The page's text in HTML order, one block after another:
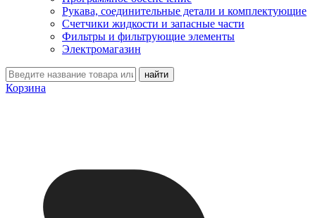
Рукава, соединительные детали и комплектующие
Счетчики жидкости и запасные части
Фильтры и фильтрующие элементы
Электромагазин
Корзина